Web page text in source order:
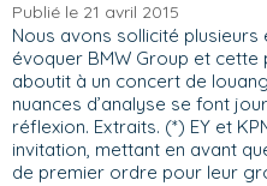
Publié le 21 avril 2015
Nous avons sollicité
évoquer BMW Group et cette
aboutit à un concert de
nuances d’analyse se font
réflexion. Extraits. (*) EY et
invitation, mettant en avant
de premier ordre pour leur